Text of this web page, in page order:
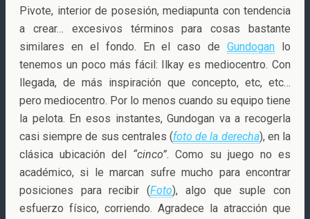
Pivote, interior de posesión, mediapunta con tendencia
a crear… excesivos términos para cosas bastante
similares en el fondo. En el caso deGundogan lo
tenemos un poco más fácil: Ilkay es mediocentro. Con
llegada, de más inspiración que concepto, etc, etc…
pero mediocentro. Por lo menos cuando su equipo tiene
la pelota. En esos instantes, Gundogan va a recogerla
casi siempre de sus centrales (foto de la derecha), en la
clásica ubicación del “cinco”. Como su juego no es
académico, si le marcan sufre mucho para encontrar
posiciones para recibir (Foto), algo que suple con
esfuerzo físico, corriendo. Agradece la atracción que